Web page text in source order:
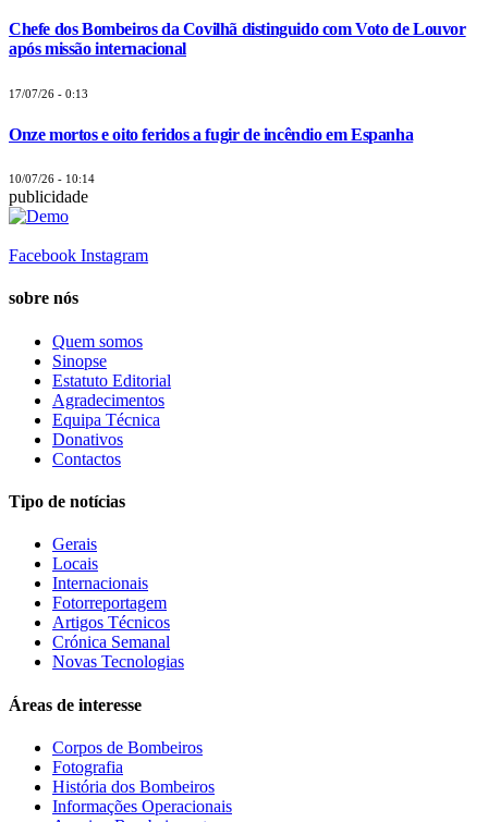
Chefe dos Bombeiros da Covilhã distinguido com Voto de Louvor
após missão internacional
17/07/26 - 0:13
Onze mortos e oito feridos a fugir de incêndio em Espanha
10/07/26 - 10:14
publicidade
Facebook Instagram
sobre nós
Quem somos
Sinopse
Estatuto Editorial
Agradecimentos
Equipa Técnica
Donativos
Contactos
Tipo de notícias
Gerais
Locais
Internacionais
Fotorreportagem
Artigos Técnicos
Crónica Semanal
Novas Tecnologias
Áreas de interesse
Corpos de Bombeiros
Fotografia
História dos Bombeiros
Informações Operacionais